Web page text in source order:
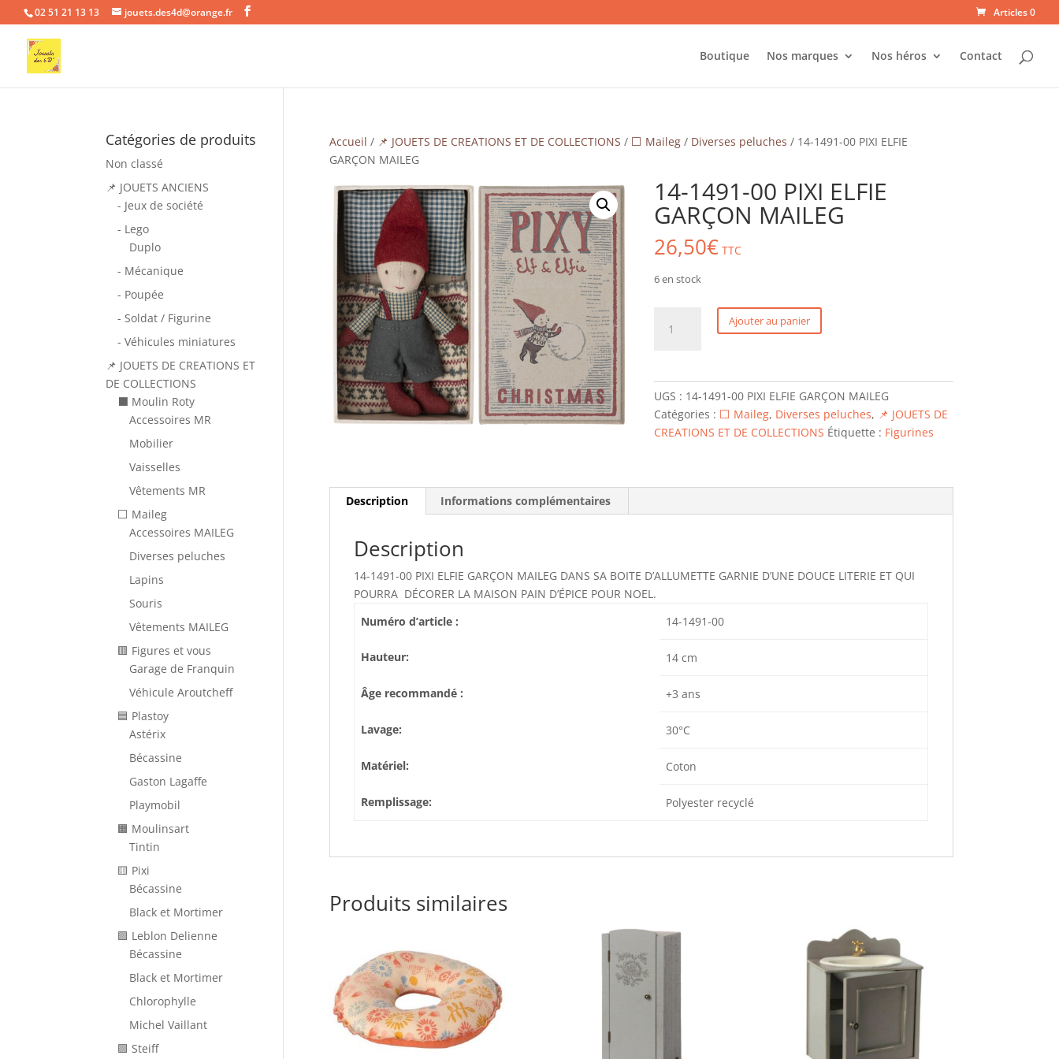
02 51 21 13 13 jouets.des4d@orange.fr Articles 0
Boutique Nos marques Nos héros Contact
Accueil / 📌 JOUETS DE CREATIONS ET DE COLLECTIONS / ⬜ Maileg/ Diverses peluches / 14-1491-00 PIXI ELFIE
GARÇON MAILEG
14-1491-00 PIXI ELFIE
GARÇON MAILEG
26,50€ TTC
6 en stock
ELFIE
Ajouter au panier
UGS : 14-1491-00 PIXI ELFIE GARÇON MAILEG
Catégories : ⬜ Maileg, Diverses peluches, 📌 JOUETS DE
CREATIONS ET DE COLLECTIONS Étiquette : Figurines
Description Informations complémentaires
Description
14-1491-00 PIXI ELFIE GARÇON MAILEG DANS SA BOITE D’ALLUMETTE GARNIE D’UNE DOUCE LITERIE ET QUI
POURRA DÉCORER LA MAISON PAIN D’ÉPICE POUR NOEL.
Numéro d’article :
14-1491-00
Hauteur: 14 cm
Âge recommandé : +3 ans
Lavage: 30°C
Matériel: Coton
Remplissage: Polyester recyclé
Produits similaires
Catégories de produits
Non classé
📌 JOUETS ANCIENS
- Jeux de société
- Lego
Duplo
- Mécanique
- Poupée
- Soldat / Figurine
- Véhicules miniatures
📌 JOUETS DE CREATIONS ET
DE COLLECTIONS
⬛ Moulin Roty
Accessoires MR
Mobilier
Vaisselles
Vêtements MR
⬜ Maileg
Accessoires MAILEG
Diverses peluches
Lapins
Souris
Vêtements MAILEG
🟥 Figures et vous
Garage de Franquin
Véhicule Aroutcheff
🟦 Plastoy
Astérix
Bécassine
Gaston Lagaffe
Playmobil
🟧 Moulinsart
Tintin
🟨 Pixi
Bécassine
Black et Mortimer
🟩 Leblon Delienne
Bécassine
Black et Mortimer
Chlorophylle
Michel Vaillant
🟪 Steiff